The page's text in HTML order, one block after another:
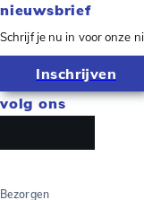
nieuwsbrief
Schrijf je nu in voor onze
Inschrijven
volg ons
Bezorgen